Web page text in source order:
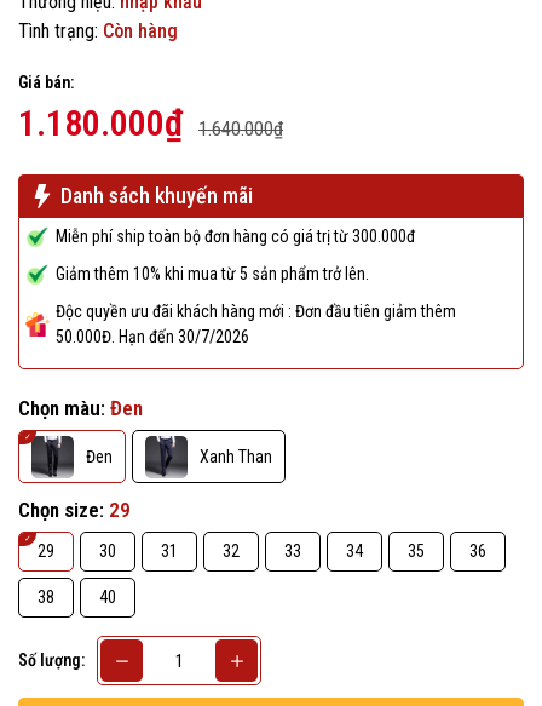
Tình trạng: Còn hàng
Giá bán:
1.180.000₫ 1.640.000₫
Danh sách khuyến mãi
Miễn phí ship toàn bộ đơn hàng có giá trị từ 300.000đ
Giảm thêm 10% khi mua từ 5 sản phẩm trở lên.
Độc quyền ưu đãi khách hàng mới : Đơn đầu tiên giảm thêm
50.000Đ. Hạn đến 30/7/2026
Chọn màu: Đen
Đen Xanh Than
Chọn size: 29
29 30 31 32 33 34 35 36
38 40
Số lượng: